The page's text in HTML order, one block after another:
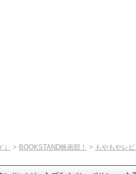
> BOOKSTAND映画部！ > もやもやレ